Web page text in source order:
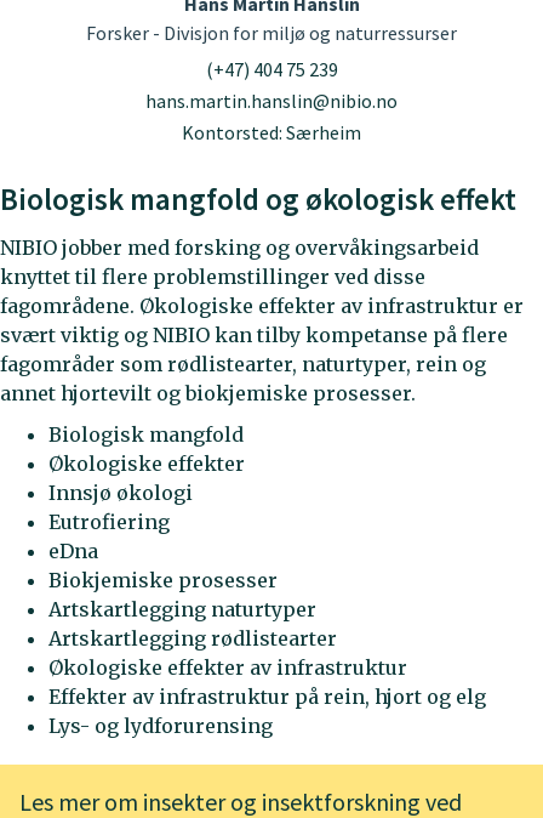
Forsker - Divisjon for miljø og naturressurser
(+47) 404 75 239
hans.martin.hanslin@nibio.no
Kontorsted: Særheim
Biologisk mangfold og økologisk effekt
NIBIO jobber med forsking og overvåkingsarbeid
knyttet til flere problemstillinger ved disse
fagområdene. Økologiske effekter av infrastruktur er
svært viktig og NIBIO kan tilby kompetanse på flere
fagområder som rødlistearter, naturtyper, rein og
annet hjortevilt og biokjemiske prosesser.
Biologisk mangfold
Økologiske effekter
Innsjø økologi
Eutrofiering
eDna
Biokjemiske prosesser
Artskartlegging naturtyper
Artskartlegging rødlistearter
Økologiske effekter av infrastruktur
Effekter av infrastruktur på rein, hjort og elg
Lys- og lydforurensing
Les mer om insekter og insektforskning ved